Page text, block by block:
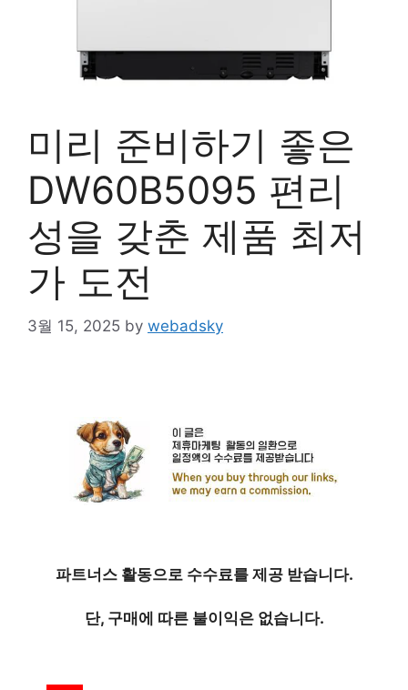
미리 준비하기 좋은
DW60B5095 편리
성을 갖춘 제품 최저
가 도전
3월 15, 2025 by webadsky
파트너스 활동으로 수수료를 제공 받습니다.
단, 구매에 따른 불이익은 없습니다.